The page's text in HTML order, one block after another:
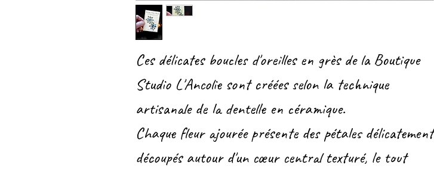
Ces délicates boucles d'oreilles en grès de la Boutique
Studio L'Ancolie sont créées selon la technique
artisanale de la dentelle en céramique.
Chaque fleur ajourée présente des pétales délicatement
découpés autour d'un cœur central texturé, le tout